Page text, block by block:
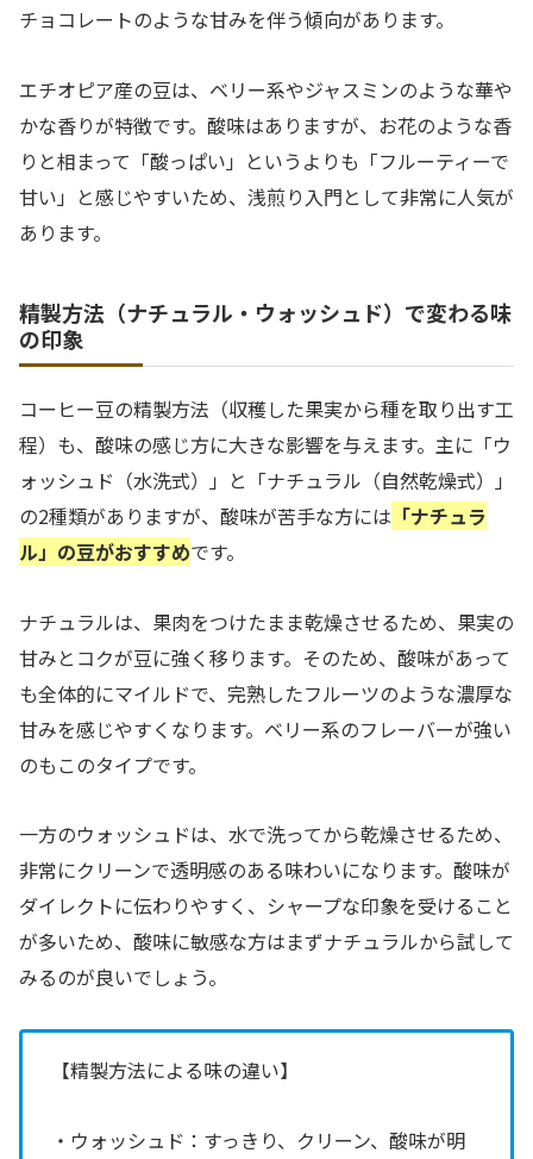
チョコレートのような甘みを伴う傾向があります。
エチオピア産の豆は、ベリー系やジャスミンのような華や
かな香りが特徴です。酸味はありますが、お花のような香
りと相まって「酸っぱい」というよりも「フルーティーで
甘い」と感じやすいため、浅煎り入門として非常に人気が
あります。
精製方法（ナチュラル・ウォッシュド）で変わる味
の印象
コーヒー豆の精製方法（収穫した果実から種を取り出す工
程）も、酸味の感じ方に大きな影響を与えます。主に「ウ
ォッシュド（水洗式）」と「ナチュラル（自然乾燥式）」
の2種類がありますが、酸味が苦手な方には 「ナチュラ
ル」の豆がおすすめです。
ナチュラルは、果肉をつけたまま乾燥させるため、果実の
甘みとコクが豆に強く移ります。そのため、酸味があって
も全体的にマイルドで、完熟したフルーツのような濃厚な
甘みを感じやすくなります。ベリー系のフレーバーが強い
のもこのタイプです。
一方のウォッシュドは、水で洗ってから乾燥させるため、
非常にクリーンで透明感のある味わいになります。酸味が
ダイレクトに伝わりやすく、シャープな印象を受けること
が多いため、酸味に敏感な方はまずナチュラルから試して
みるのが良いでしょう。
【精製方法による味の違い】
・ウォッシュド：すっきり、クリーン、酸味が明